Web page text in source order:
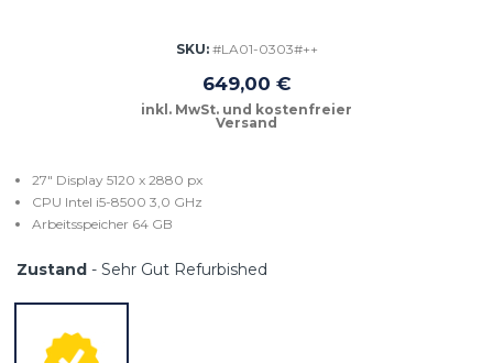
Bildgalerie
springen
SKU #LA01-0303#++
649,00 €
27" Display 5120 x 2880 px
CPU Intel i5-8500 3,0 GHz
Arbeitsspeicher 64 GB
Zustand - Sehr Gut Refurbished